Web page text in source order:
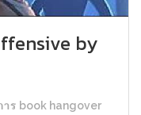
by
ร book hangover